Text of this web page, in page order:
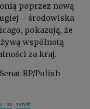
poprzez nową
– środowiska
pokazują, że
wspólnotą
za kraj.
RP/Polish
usa senat